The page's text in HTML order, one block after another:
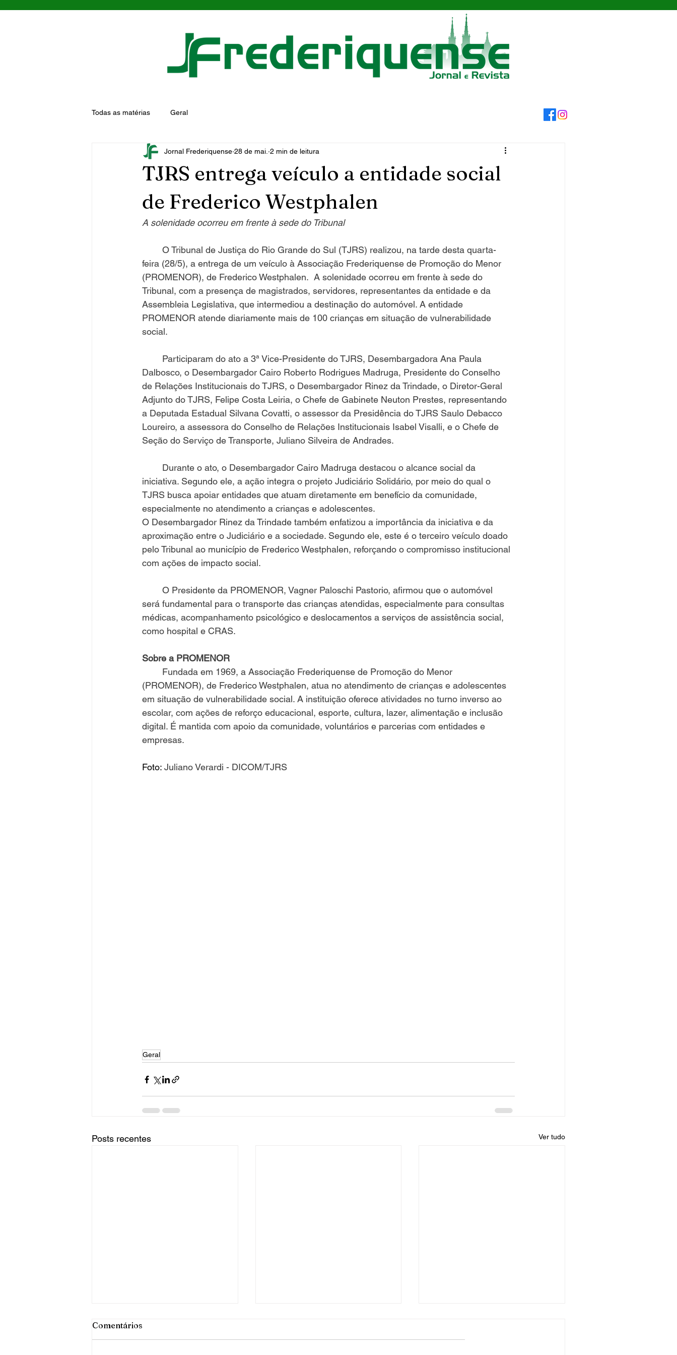
Todas as matérias Geral
TJRS entrega veículo a entidade social
de Frederico Westphalen
Jornal Frederiquense 28 de mai. 2 min de leitura
A solenidade ocorreu em frente à sede do Tribunal
feira (28/5), a entrega de um veículo à Associação Frederiquense de Promoção do Menor
(PROMENOR), de Frederico Westphalen.  A solenidade ocorreu em frente à sede do
Tribunal, com a presença de magistrados, servidores, representantes da entidade e da
Assembleia Legislativa, que intermediou a destinação do automóvel. A entidade
PROMENOR atende diariamente mais de 100 crianças em situação de vulnerabilidade
social.
Dalbosco, o Desembargador Cairo Roberto Rodrigues Madruga, Presidente do Conselho
de Relações Institucionais do TJRS, o Desembargador Rinez da Trindade, o Diretor-Geral
Adjunto do TJRS, Felipe Costa Leiria, o Chefe de Gabinete Neuton Prestes, representando
a Deputada Estadual Silvana Covatti, o assessor da Presidência do TJRS Saulo Debacco
Loureiro, a assessora do Conselho de Relações Institucionais Isabel Visalli, e o Chefe de
Seção do Serviço de Transporte, Juliano Silveira de Andrades.
iniciativa. Segundo ele, a ação integra o projeto Judiciário Solidário, por meio do qual o
TJRS busca apoiar entidades que atuam diretamente em benefício da comunidade,
especialmente no atendimento a crianças e adolescentes.
O Desembargador Rinez da Trindade também enfatizou a importância da iniciativa e da
aproximação entre o Judiciário e a sociedade. Segundo ele, este é o terceiro veículo doado
pelo Tribunal ao município de Frederico Westphalen, reforçando o compromisso institucional
com ações de impacto social.
será fundamental para o transporte das crianças atendidas, especialmente para consultas
médicas, acompanhamento psicológico e deslocamentos a serviços de assistência social,
como hospital e CRAS.
Sobre a PROMENOR
(PROMENOR), de Frederico Westphalen, atua no atendimento de crianças e adolescentes
em situação de vulnerabilidade social. A instituição oferece atividades no turno inverso ao
escolar, com ações de reforço educacional, esporte, cultura, lazer, alimentação e inclusão
digital. É mantida com apoio da comunidade, voluntários e parcerias com entidades e
empresas.
Foto: Juliano Verardi - DICOM/TJRS
Geral
Posts recentes Ver tudo
Comentários